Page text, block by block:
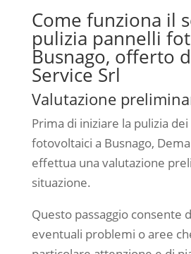
Come funziona il
pulizia pannelli
Busnago, offerto
Service Srl
Valutazione
Prima di iniziare la pulizia
fotovoltaici a Busnago,
effettua una valutazione
situazione.
Questo passaggio consente
eventuali problemi o aree